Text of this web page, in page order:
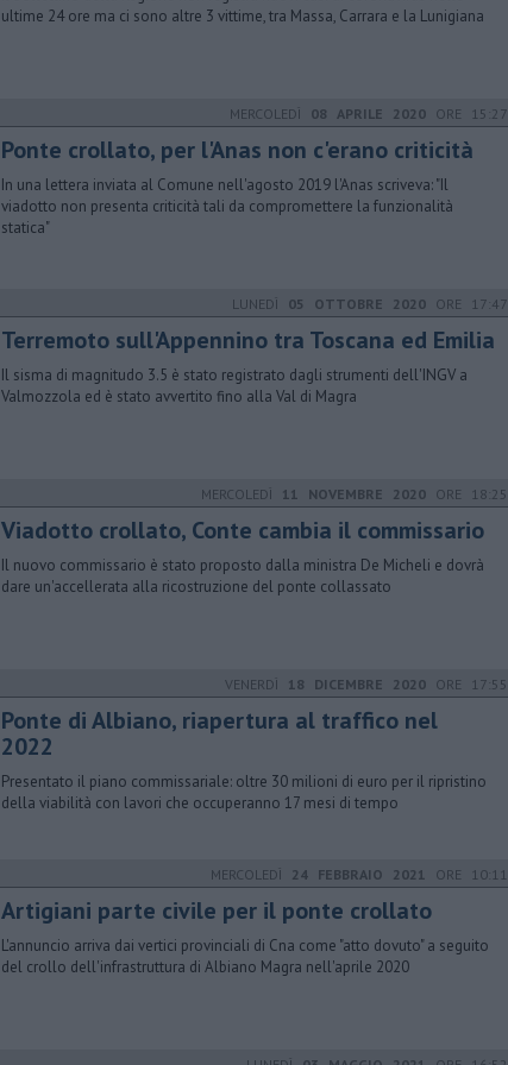
ultime 24 ore ma ci sono altre 3 vittime, tra Massa, Carrara e la Lunigiana
MERCOLEDÌ 08 APRILE 2020 ORE 15:27
Ponte crollato, per l'Anas non c'erano criticità
In una lettera inviata al Comune nell'agosto 2019 l'Anas scriveva: "Il
viadotto non presenta criticità tali da compromettere la funzionalità
statica"
LUNEDÌ 05 OTTOBRE 2020 ORE 17:47
Terremoto sull'Appennino tra Toscana ed Emilia
Il sisma di magnitudo 3.5 è stato registrato dagli strumenti dell'INGV a
Valmozzola ed è stato avvertito fino alla Val di Magra
MERCOLEDÌ 11 NOVEMBRE 2020 ORE 18:25
Viadotto crollato, Conte cambia il commissario
Il nuovo commissario è stato proposto dalla ministra De Micheli e dovrà
dare un'accellerata alla ricostruzione del ponte collassato
VENERDÌ 18 DICEMBRE 2020 ORE 17:55
Ponte di Albiano, riapertura al traffico nel
2022
Presentato il piano commissariale: oltre 30 milioni di euro per il ripristino
della viabilità con lavori che occuperanno 17 mesi di tempo
MERCOLEDÌ 24 FEBBRAIO 2021 ORE 10:11
Artigiani parte civile per il ponte crollato
L'annuncio arriva dai vertici provinciali di Cna come "atto dovuto" a seguito
del crollo dell'infrastruttura di Albiano Magra nell'aprile 2020